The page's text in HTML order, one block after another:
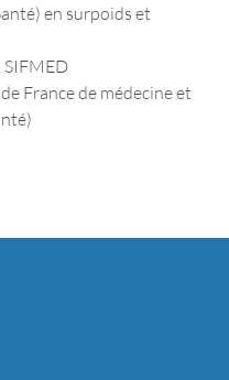
en surpoids et
SIFMED
France de médecine et